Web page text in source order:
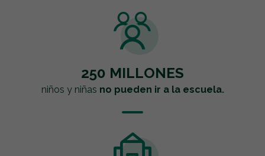
250 MILLONES
niños y niñas no pueden ir a la escuela.